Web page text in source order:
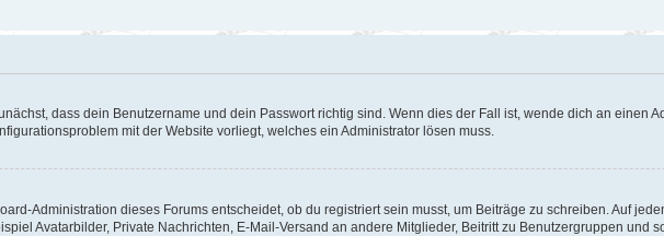
dass dein Benutzername und dein Passwort richtig sind. Wenn dies der Fall ist, wende dich an einen
mit der Website vorliegt, welches ein Administrator lösen muss.
Administration dieses Forums entscheidet, ob du registriert sein musst, um Beiträge zu schreiben. Auf
Avatarbilder, Private Nachrichten, E-Mail-Versand an andere Mitglieder, Beitritt zu Benutzergruppen und